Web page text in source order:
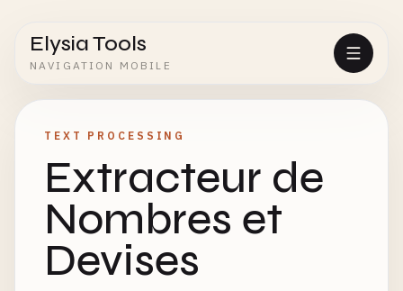
Elysia Tools
NAVIGATION MOBILE
TEXT PROCESSING
Extracteur de
Nombres et
Devises